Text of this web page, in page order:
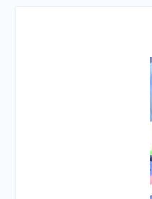
للتنسيق